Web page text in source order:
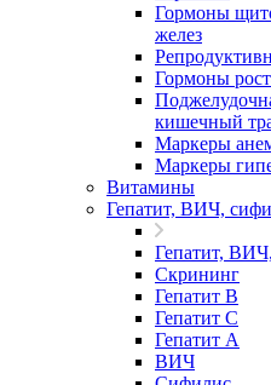
Гормоны
желез
Гормоны
кишечный
Маркеры
Маркеры
Витамины
Гепатит, ВИЧ,
Гепатит,
Скрининг
Гепатит В
Гепатит С
Гепатит А
ВИЧ